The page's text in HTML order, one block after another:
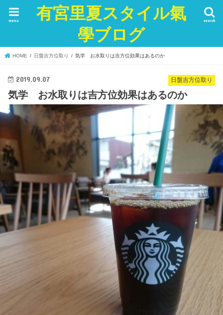
有宮里夏スタイル氣
學ブログ
search
menu
HOME 日盤吉方位取り 気学 お水取りは吉方位効果はあるのか
日盤吉方位取り
2019.09.07
気学 お水取りは吉方位効果はあるのか